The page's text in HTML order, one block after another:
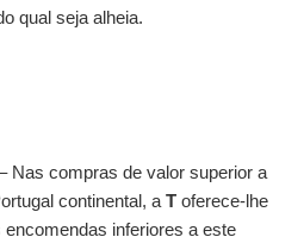
qual seja alheia.
Nas compras de valor superior a
continental, a T oferece-lhe
inferiores a este